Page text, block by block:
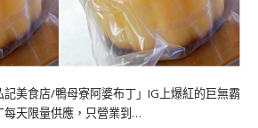
美食店/鴨母寮阿婆布丁」IG上爆紅的巨無霸
每天限量供應，只營業到…